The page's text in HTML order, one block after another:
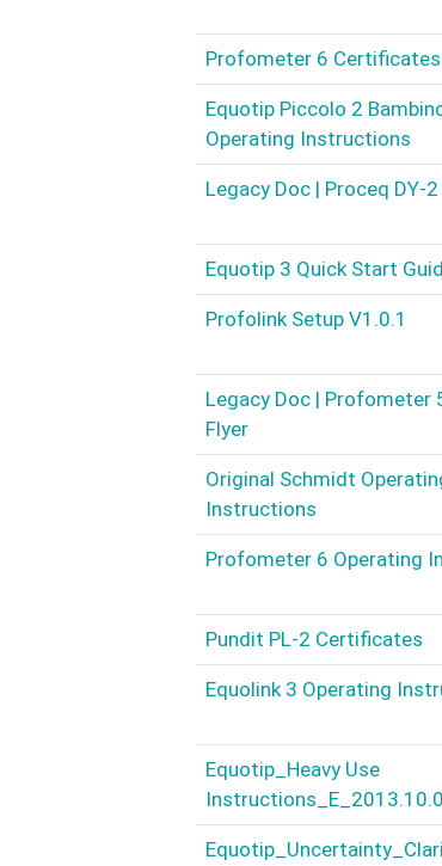
Profometer 6 Certificates
Equotip Piccolo 2
Operating Instructions
Legacy Doc | Proceq DY-
Equotip 3 Quick Start
Profolink Setup V1.0.1
Legacy Doc | Profometer
Flyer
Original Schmidt
Instructions
Profometer 6 Operating
Pundit PL-2 Certificates
Equolink 3 Operating
Equotip_Heavy Use